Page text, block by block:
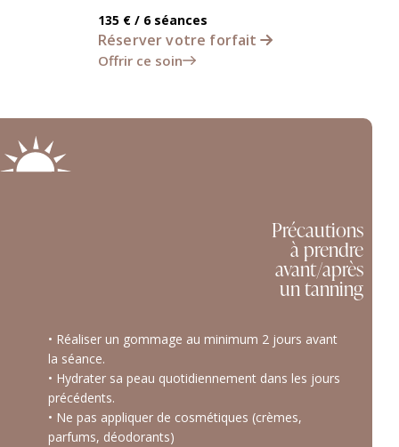
135 € / 6 séances
Réserver votre forfait
Offrir ce soin
Précautions
à prendre
avant/après
un tanning
• Réaliser un gommage au minimum 2 jours avant
la séance.
• Hydrater sa peau quotidiennement dans les jours
précédents.
• Ne pas appliquer de cosmétiques (crèmes,
parfums, déodorants)